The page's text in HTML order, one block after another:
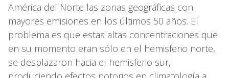
América del Norte las zonas geográficas con
mayores emisiones en los últimos 50 años. El
problema es que estas altas concentraciones que
en su momento eran sólo en el hemisferio norte,
se desplazaron hacia el hemisferio sur,